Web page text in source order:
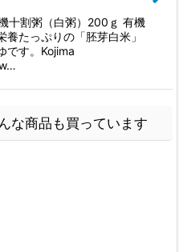
十割粥（白粥）200ｇ 有機
養たっぷりの「胚芽白米」
です。Kojima
な商品も買っています